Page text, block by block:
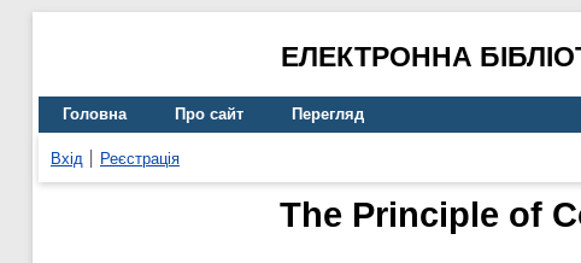
ЕЛЕКТРОННА
Головна Про сайт Перегляд
Вхід Реєстрація
The Principle of